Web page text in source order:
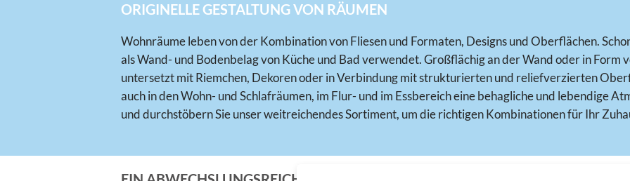
ORIGINELLE GESTALTUNG VON RÄUMEN
Wohnräume leben von der Kombination von Fliesen und Formaten, Designs und Oberflächen.
als Wand- und Bodenbelag von Küche und Bad verwendet. Großflächig an der Wand oder in Form
untersetzt mit Riemchen, Dekoren oder in Verbindung mit strukturierten und reliefverzierten
auch in den Wohn- und Schlafräumen, im Flur- und im Essbereich eine behagliche und lebendige
und durchstöbern Sie unser weitreichendes Sortiment, um die richtigen Kombinationen für Ihr